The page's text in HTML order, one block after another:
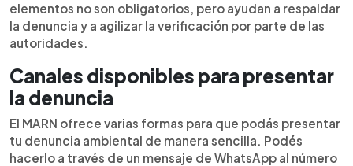
elementos no son obligatorios, pero ayudan a respaldar
la denuncia y a agilizar la verificación por parte de las
autoridades.
Canales disponibles para presentar
la denuncia
El MARN ofrece varias formas para que podás presentar
tu denuncia ambiental de manera sencilla. Podés
hacerlo a través de un mensaje de WhatsApp al número